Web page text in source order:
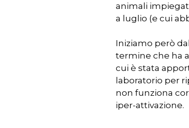
animali
a luglio (e cui
Iniziamo però
termine che ha
cui è stata
laboratorio per
non funziona
iper-attivazione.